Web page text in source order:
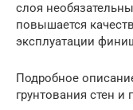
слоя
повышается
эксплуатации
Подробное
грунтования стен